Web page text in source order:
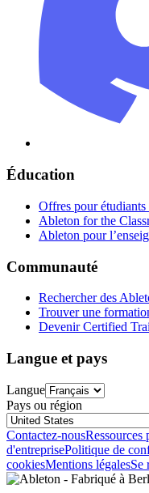
Éducation
Offres pour étudiants
Ableton for the
Ableton pour
Communauté
Rechercher des
Trouver une
Devenir Certified
Langue et pays
Langue
Pays ou région
Contactez-nousRessources
d'entreprisePolitique de
cookiesMentions légalesSe